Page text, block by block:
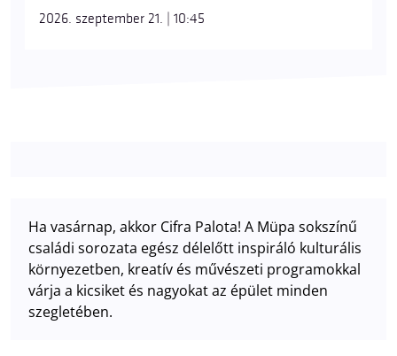
2026. szeptember 21. | 10:45
Ha vasárnap, akkor Cifra Palota! A Müpa sokszínű
családi sorozata egész délelőtt inspiráló kulturális
környezetben, kreatív és művészeti programokkal
várja a kicsiket és nagyokat az épület minden
szegletében.